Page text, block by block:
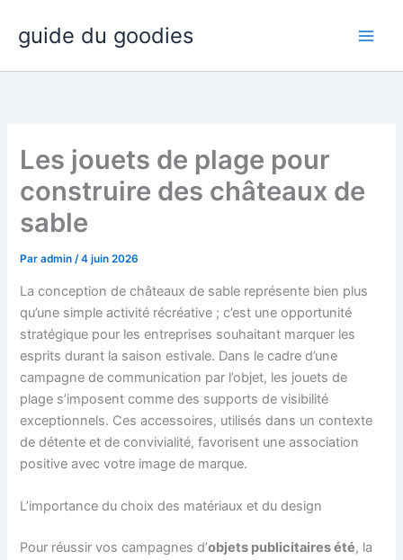
contenu
guide du goodies
Les jouets de plage pour
construire des châteaux de
sable
Paradmin/4 juin 2026
La conception de châteaux de sable représente bien plus
qu’une simple activité récréative ; c’est une opportunité
stratégique pour les entreprises souhaitant marquer les
esprits durant la saison estivale. Dans le cadre d’une
campagne de communication par l’objet, les jouets de
plage s’imposent comme des supports de visibilité
exceptionnels. Ces accessoires, utilisés dans un contexte
de détente et de convivialité, favorisent une association
positive avec votre image de marque.
L’importance du choix des matériaux et du design
Pour réussir vos campagnes d’objets publicitaires été, la